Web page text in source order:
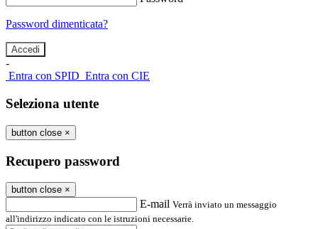
Password dimenticata?
-
Entra con SPID Entra con CIE
Seleziona utente
button close ×
Recupero password
button close ×
E-mail Verrà inviato un messaggio
all'indirizzo indicato con le istruzioni necessarie.